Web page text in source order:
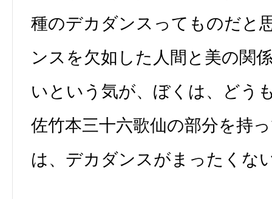
種のデカダンスってものだと
ンスを欠如した人間と美の関
いという気が、ぼくは、どう
佐竹本三十六歌仙の部分を持
は、デカダンスがまったくな